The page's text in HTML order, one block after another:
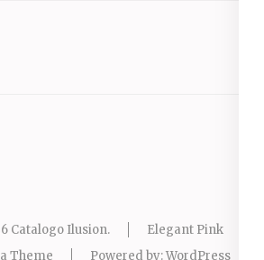
Catalogo Ilusion.
Elegant Pink
Theme Powered by:WordPress